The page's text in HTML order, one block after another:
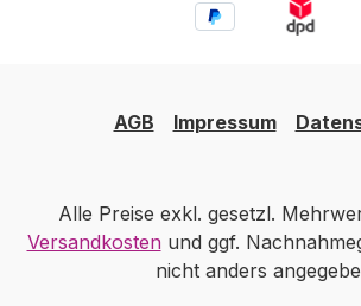
AGB Impressum
Alle Preise exkl. gesetzl.
Versandkostenund ggf.
nicht anders